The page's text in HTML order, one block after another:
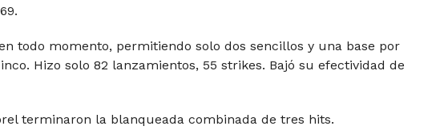
todo momento, permitiendo solo dos sencillos y una base por
Hizo solo 82 lanzamientos, 55 strikes. Bajó su efectividad de
terminaron la blanqueada combinada de tres hits.